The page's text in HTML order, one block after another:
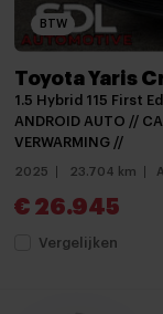
Airbag(s) knie
Airbag(s) side
Airbag
Airbag
Alarm klasse
Anti Blokkeer
Anti doorSlip
BTW
Toyota Yaris
1.5 Hybrid 115 First
ANDROID AUTO //
VERWARMING //
2025 23.704 km
€ 26.945
Vergelijken